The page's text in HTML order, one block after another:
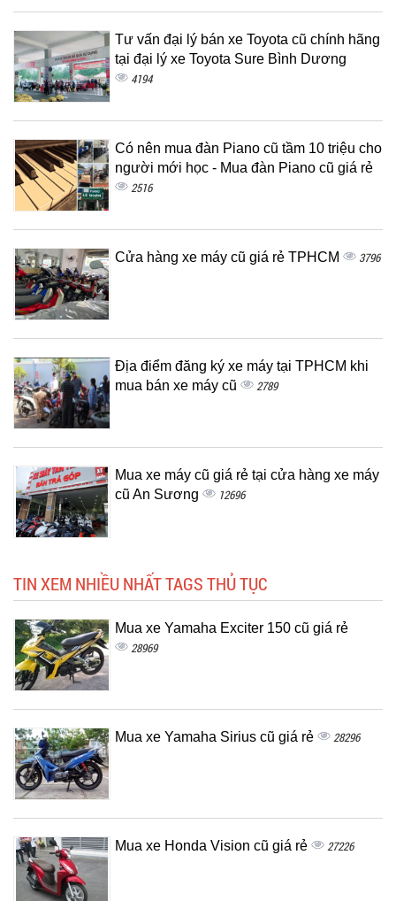
Tư vấn đại lý bán xe Toyota cũ chính hãng
tại đại lý xe Toyota Sure Bình Dương
4194
Có nên mua đàn Piano cũ tầm 10 triệu cho
người mới học - Mua đàn Piano cũ giá rẻ
2516
Cửa hàng xe máy cũ giá rẻ TPHCM 3796
Địa điểm đăng ký xe máy tại TPHCM khi
mua bán xe máy cũ
2789
Mua xe máy cũ giá rẻ tại cửa hàng xe máy
cũ An Sương
12696
TIN XEM NHIỀU NHẤT TAGS THỦ TỤC
Mua xe Yamaha Exciter 150 cũ giá rẻ
28969
Mua xe Yamaha Sirius cũ giá rẻ 28296
Mua xe Honda Vision cũ giá rẻ 27226